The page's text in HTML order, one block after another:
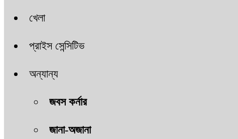
খেলা
প্রাইস সেন্সিটিভ
অন্যান্য
জবস কর্নার
জানা-অজানা